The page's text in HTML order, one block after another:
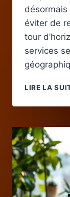
éviter de
tour
services
LIRE LA